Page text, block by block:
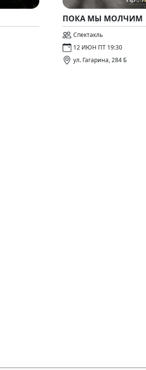
ПОКА МЫ МОЛЧИМ
Спектакль
12 ИЮН ПТ 19:30
ул. Гагарина, 284 Б